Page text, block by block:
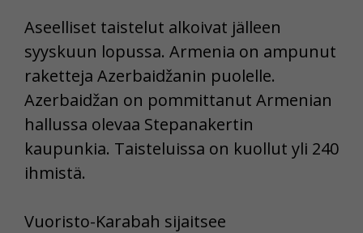
Aseelliset taistelut alkoivat jälleen
syyskuun lopussa. Armenia on ampunut
raketteja Azerbaidžanin puolelle.
Azerbaidžan on pommittanut Armenian
hallussa olevaa Stepanakertin
kaupunkia. Taisteluissa on kuollut yli 240
ihmistä.
Vuoristo-Karabah sijaitsee